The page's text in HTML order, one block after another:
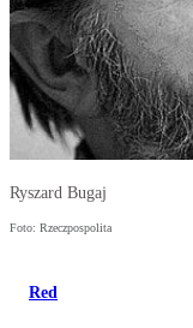
Ryszard Bugaj
Foto: Rzeczpospolita
Red